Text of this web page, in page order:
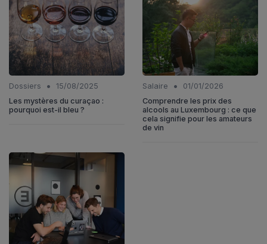
Dossiers •
15/08/2025
Les mystères du curaçao :
pourquoi est-il bleu ?
Salaire •
01/01/2026
Comprendre les prix des
alcools au Luxembourg : ce que
cela signifie pour les amateurs
de vin